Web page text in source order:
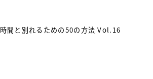
時間と別れるための50の方法 Vol.16